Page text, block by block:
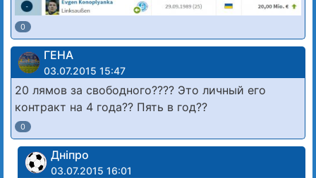
0
ГЕНА
03.07.2015 15:47
20 лямов за свободного???? Это личный его
контракт на 4 года?? Пять в год??
0
Дніпро
03.07.2015 16:01